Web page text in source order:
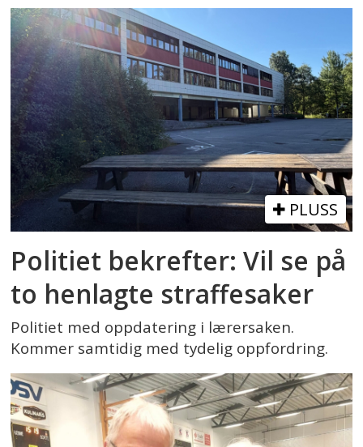
PLUSS
Politiet bekrefter: Vil se på
to henlagte straffesaker
Politiet med oppdatering i lærersaken.
Kommer samtidig med tydelig oppfordring.